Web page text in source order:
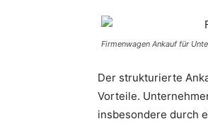
Firmenwagen Ankauf für
Der strukturierte
Vorteile.
insbesondere durch